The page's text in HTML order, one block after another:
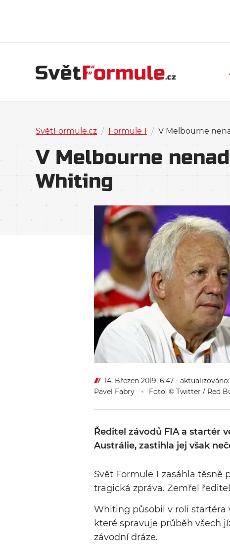
SvětFormule.cz / Formule 1 / V Melbourne
V Melbourne
Whiting
14. Březen 2019, 6:47 -
Pavel Fabry
Foto: © Twitter / Red
Ředitel závodů FIA a startér
Austrálie, zastihla jej však
Svět Formule 1 zasáhla
tragická zpráva. Zemřel
Whiting působil v roli startéra
které spravuje průběh všech
závodní dráze.